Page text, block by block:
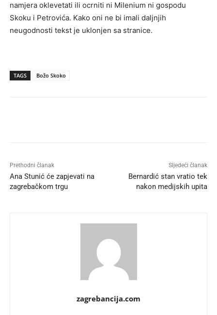
namjera oklevetati ili ocrniti ni Milenium ni gospodu
Skoku i Petrovića. Kako oni ne bi imali daljnjih
neugodnosti tekst je uklonjen sa stranice.
TAGS Božo Skoko
Prethodni članak
Ana Stunić će zapjevati na
zagrebačkom trgu
Sljedeći članak
Bernardić stan vratio tek
nakon medijskih upita
zagrebancija.com